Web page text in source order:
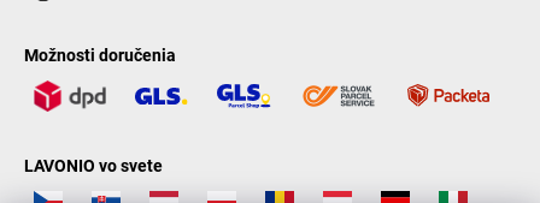
Možnosti doručenia
LAVONIO vo svete